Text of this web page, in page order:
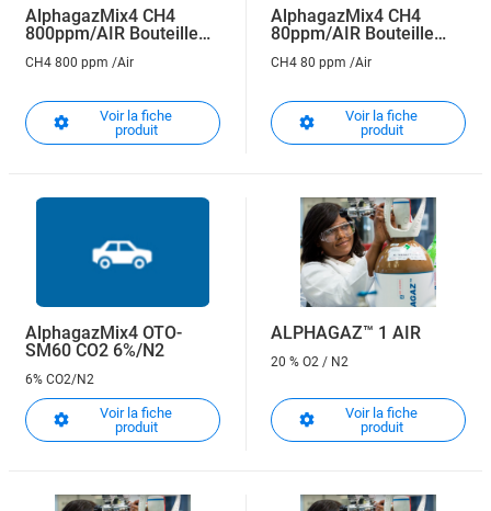
AlphagazMix4 CH4
800ppm/AIR Bouteille
CH4 800 ppm /Air
Voir la fiche
produit
AlphagazMix4 CH4
80ppm/AIR Bouteille
CH4 80 ppm /Air
Voir la fiche
produit
AlphagazMix4 OTO-
SM60 CO2 6%/N2
6% CO2/N2
Voir la fiche
produit
ALPHAGAZ™ 1 AIR
20 % O2 / N2
Voir la fiche
produit